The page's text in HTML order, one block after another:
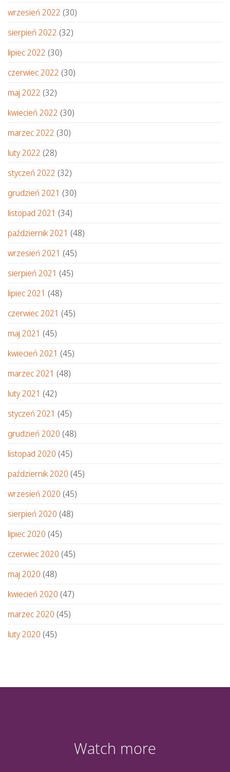
wrzesień 2022 (30)
sierpień 2022 (32)
lipiec 2022 (30)
czerwiec 2022 (30)
maj 2022 (32)
kwiecień 2022 (30)
marzec 2022 (30)
luty 2022 (28)
styczeń 2022 (32)
grudzień 2021 (30)
listopad 2021 (34)
październik 2021 (48)
wrzesień 2021 (45)
sierpień 2021 (45)
lipiec 2021 (48)
czerwiec 2021 (45)
maj 2021 (45)
kwiecień 2021 (45)
marzec 2021 (48)
luty 2021 (42)
styczeń 2021 (45)
grudzień 2020 (48)
listopad 2020 (45)
październik 2020 (45)
wrzesień 2020 (45)
sierpień 2020 (48)
lipiec 2020 (45)
czerwiec 2020 (45)
maj 2020 (48)
kwiecień 2020 (47)
marzec 2020 (45)
luty 2020 (45)
Watch more